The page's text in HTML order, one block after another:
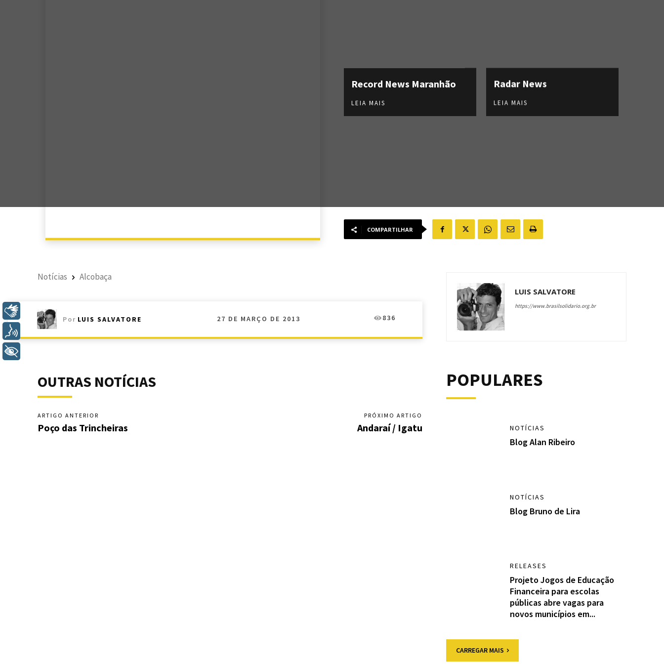
Record News Maranhão
LEIA MAIS
Radar News
LEIA MAIS
COMPARTILHAR
Notícias Alcobaça
Por LUIS SALVATORE 27 DE MARÇO DE 2013 836
OUTRAS NOTÍCIAS
ARTIGO ANTERIOR
Poço das Trincheiras
PRÓXIMO ARTIGO
Andaraí / Igatu
LUIS SALVATORE
https://www.brasilsolidario.org.br
POPULARES
NOTÍCIAS
Blog Alan Ribeiro
NOTÍCIAS
Blog Bruno de Lira
RELEASES
Projeto Jogos de Educação
Financeira para escolas
públicas abre vagas para
novos municípios em...
CARREGAR MAIS
Libras
Voz